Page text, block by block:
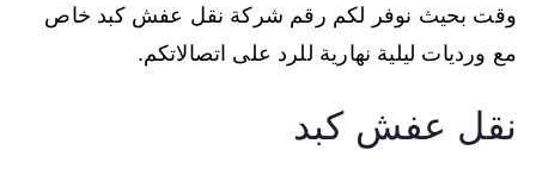
وقت بحيث نوفر لكم رقم شركة نقل عفش كبد خاص
مع ورديات ليلية نهارية للرد على اتصالاتكم.
نقل عفش كبد